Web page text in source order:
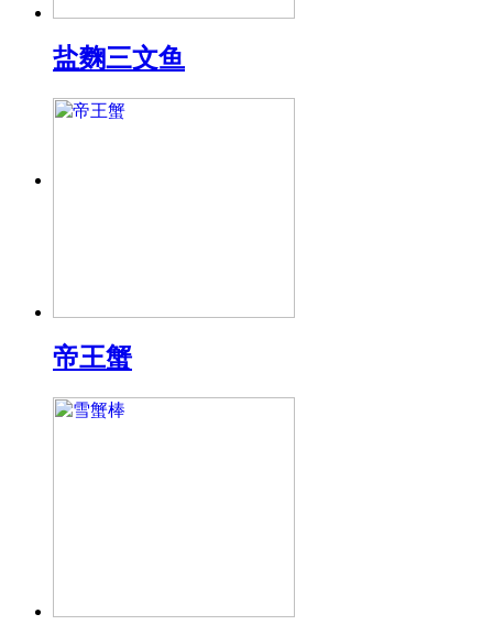
盐麴三文鱼
帝王蟹